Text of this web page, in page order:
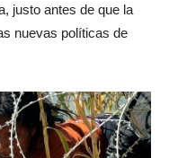
justo antes de que la
nuevas políticas de